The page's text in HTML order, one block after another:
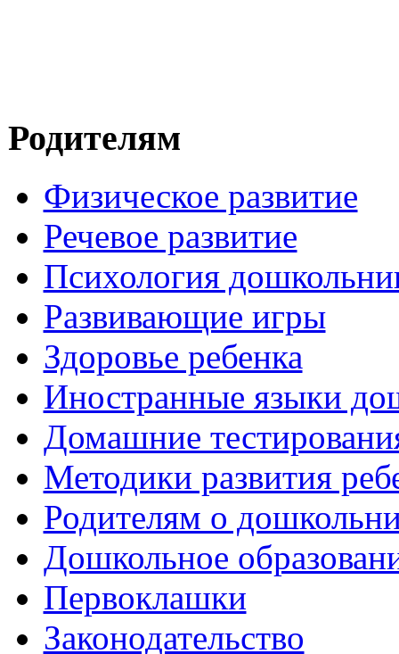
Родителям
Физическое развитие
Речевое развитие
Психология
Развивающие игры
Здоровье ребенка
Иностранные языки
Домашние
Методики развития
Родителям о
Дошкольное
Первоклашки
Законодательство